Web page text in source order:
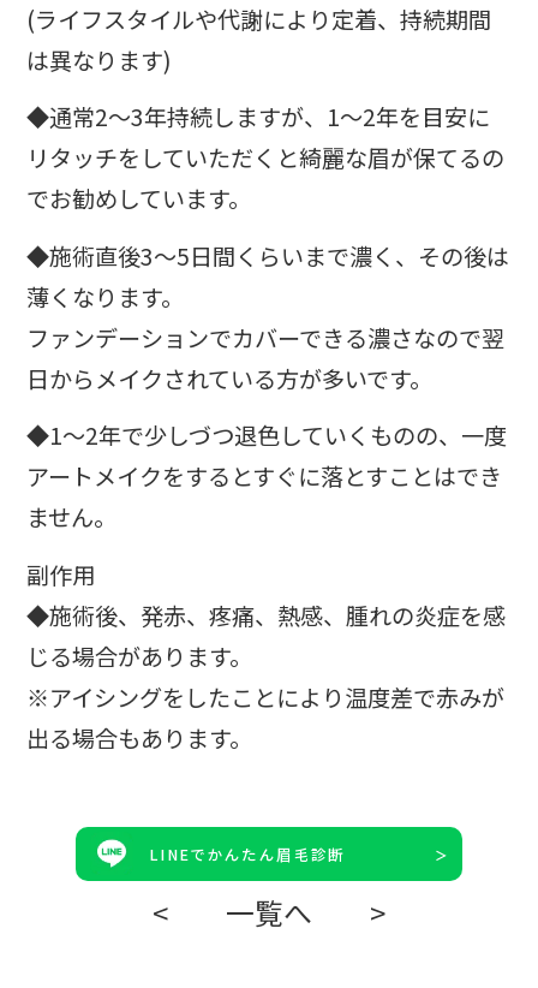
(ライフスタイルや代謝により定着、持続期間
は異なります)
◆通常2〜3年持続しますが、1〜2年を目安に
リタッチをしていただくと綺麗な眉が保てるの
でお勧めしています。
◆施術直後3〜5日間くらいまで濃く、その後は
薄くなります。
ファンデーションでカバーできる濃さなので翌
日からメイクされている方が多いです。
◆1～2年で少しづつ退色していくものの、一度
アートメイクをするとすぐに落とすことはでき
ません。
副作用
◆施術後、発赤、疼痛、熱感、腫れの炎症を感
じる場合があります。
※アイシングをしたことにより温度差で赤みが
出る場合もあります。
LINEでかんたん眉毛診断
< 一覧へ >